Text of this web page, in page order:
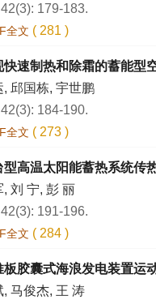
179-183.
全文 ( 281 )
快速制热和除霜的蓄能型
, 邱国栋, 宇世鹏
184-190.
全文 ( 273 )
型高温太阳能蓄热系统传
, 刘 宁, 彭 丽
191-196.
全文 ( 284 )
板胶囊式海浪发电装置运
, 马俊杰, 王 涛